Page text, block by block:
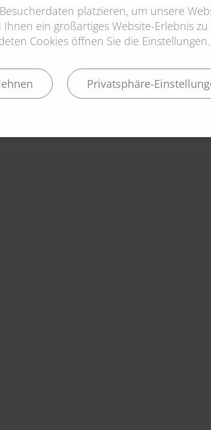
platzieren, um unsere
ein großartiges Website-Erlebnis
Cookies öffnen Sie die Einstellungen.
Privatsphäre-